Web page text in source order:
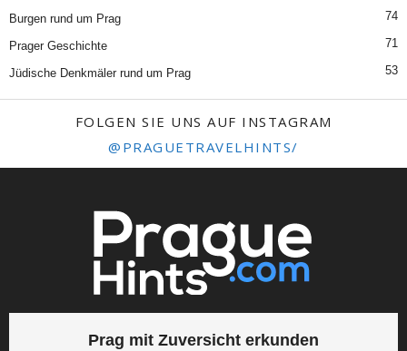
Burgen rund um Prag 74
Prager Geschichte 71
Jüdische Denkmäler rund um Prag 53
FOLGEN SIE UNS AUF INSTAGRAM
@PRAGUETRAVELHINTS/
Prag mit Zuversicht erkunden